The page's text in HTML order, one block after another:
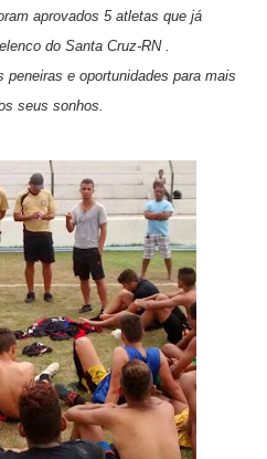
aprovados 5 atletas que já
do Santa Cruz-RN .
e oportunidades para mais
seus sonhos.